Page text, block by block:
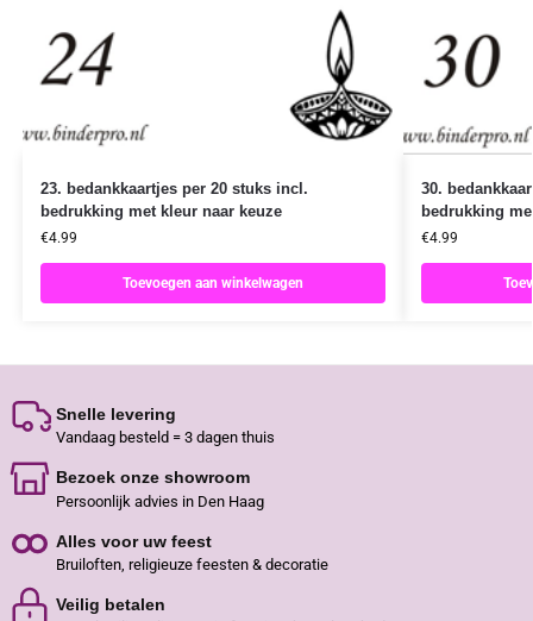
23. bedankkaartjes per 20 stuks incl.
bedrukking met kleur naar keuze
€4.99
Toevoegen aan winkelwagen
30.
bedrukking
€4.99
Snelle levering
Vandaag besteld = 3 dagen thuis
Bezoek onze showroom
Persoonlijk advies in Den Haag
Alles voor uw feest
Bruiloften, religieuze feesten & decoratie
Veilig betalen